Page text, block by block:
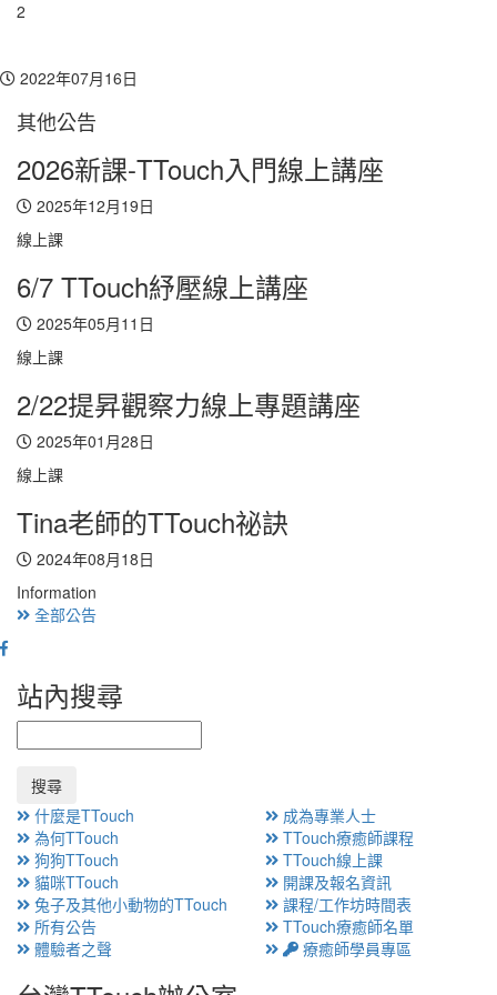
2
2022年07月16日
其他公告
2026新課-TTouch入門線上講座
2025年12月19日
線上課
6/7 TTouch紓壓線上講座
2025年05月11日
線上課
2/22提昇觀察力線上專題講座
2025年01月28日
線上課
Tina老師的TTouch祕訣
2024年08月18日
Information
全部公告
站內搜尋
搜尋
什麼是TTouch
為何TTouch
狗狗TTouch
貓咪TTouch
兔子及其他小動物的TTouch
所有公告
體驗者之聲
成為專業人士
TTouch療癒師課程
TTouch線上課
開課及報名資訊
課程/工作坊時間表
TTouch療癒師名單
療癒師學員專區